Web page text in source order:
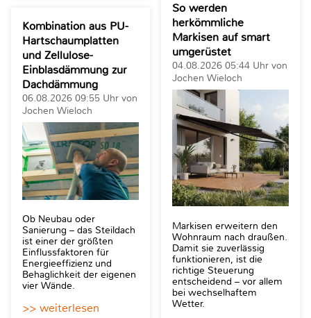
Kombination aus PU-
Hartschaumplatten
und Zellulose-
Einblasdämmung zur
Dachdämmung
06.08.2026 09:55 Uhr von
Jochen Wieloch
Ob Neubau oder
Sanierung – das Steildach
ist einer der größten
Einflussfaktoren für
Energieeffizienz und
Behaglichkeit der eigenen
vier Wände.
>> weiterlesen
So werden
herkömmliche
Markisen auf smart
umgerüstet
04.08.2026 05:44 Uhr von
Jochen Wieloch
Markisen erweitern den
Wohnraum nach draußen.
Damit sie zuverlässig
funktionieren, ist die
richtige Steuerung
entscheidend – vor allem
bei wechselhaftem
Wetter.